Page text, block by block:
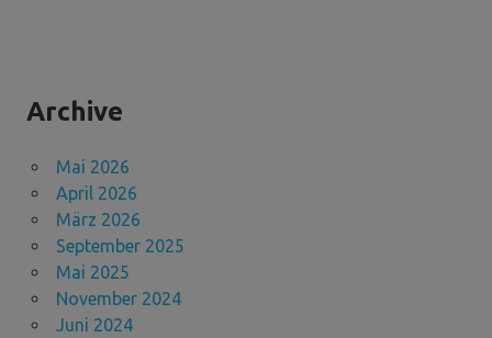
Archive
Mai 2026
April 2026
März 2026
September 2025
Mai 2025
November 2024
Juni 2024